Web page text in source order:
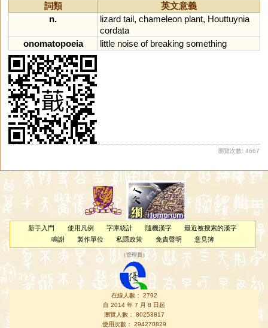
詞類
英文意義
n.
lizard tail, chameleon plant, Houttuynia
cordata
onomatopoeia
little noise of breaking something
瀏覽次數: 4667
新手入門 使用凡例 字庫統計 隨機漢字
最近被搜索的漢字
鳴謝
製作單位 私隱政策 免責聲明 意見簿
（管理員 ）
在線人數： 2792
自 2014 年 7 月 8 日起
瀏覽人數： 80253817
使用次數： 294270829